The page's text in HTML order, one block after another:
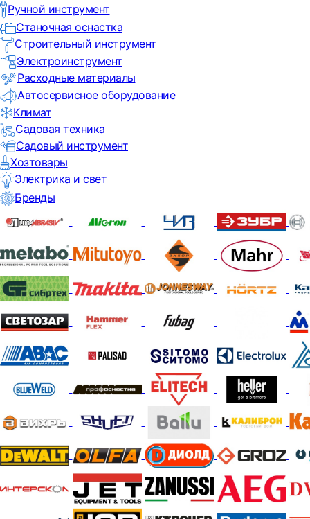
Ручной инструмент
Станочная оснастка
Строительный инструмент
Электроинструмент
Расходные материалы
Автосервисное оборудование
Климат
Садовая техника
Садовый инструмент
Хозтовары
Электрика и свет
Бренды